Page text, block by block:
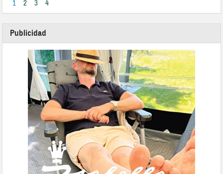
1 2 3 4
Publicidad